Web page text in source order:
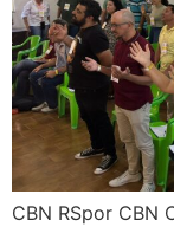
CBN RSpor CBN